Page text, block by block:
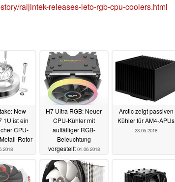
raijintek-releases-leto-rgb-cpu-coolers.html
New
1U ist ein
CPU-
Rotor
H7 Ultra RGB: Neuer
CPU-Kühler mit
auffälliger RGB-
Beleuchtung
vorgestellt 01.06.2018
Arctic zeigt passiven
Kühler für AM4-APUs
23.05.2018